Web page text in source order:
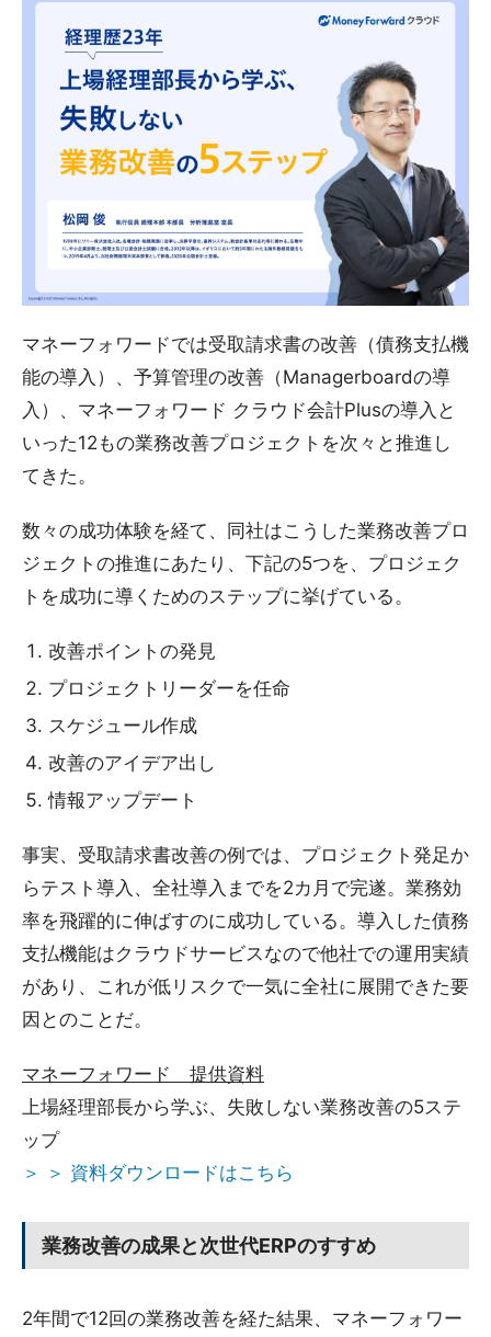
マネーフォワードでは受取請求書の改善（債務支払機
能の導入）、予算管理の改善（Managerboardの導
入）、マネーフォワード クラウド会計Plusの導入と
いった12もの業務改善プロジェクトを次々と推進し
てきた。
数々の成功体験を経て、同社はこうした業務改善プロ
ジェクトの推進にあたり、下記の5つを、プロジェク
トを成功に導くためのステップに挙げている。
改善ポイントの発見
プロジェクトリーダーを任命
スケジュール作成
改善のアイデア出し
情報アップデート
事実、受取請求書改善の例では、プロジェクト発足か
らテスト導入、全社導入までを2カ月で完遂。業務効
率を飛躍的に伸ばすのに成功している。導入した債務
支払機能はクラウドサービスなので他社での運用実績
があり、これが低リスクで一気に全社に展開できた要
因とのことだ。
マネーフォワード 提供資料
上場経理部長から学ぶ、失敗しない業務改善の5ステ
ップ
＞ ＞ 資料ダウンロードはこちら
業務改善の成果と次世代ERPのすすめ
2年間で12回の業務改善を経た結果、マネーフォワー